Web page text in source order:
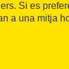
Si es
a una mitja